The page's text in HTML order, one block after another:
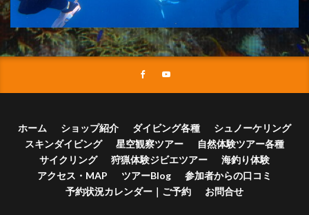
ホーム ショップ紹介 ダイビング各種
シュノーケリング
スキンダイビング
星空観察ツアー
自然体験ツアー各種
サイクリング
狩猟体験ジビエツアー
海釣り体験
アクセス・MAP
ツアーBlog
参加者からの口コミ
予約状況カレンダー｜ご予約
お問合せ